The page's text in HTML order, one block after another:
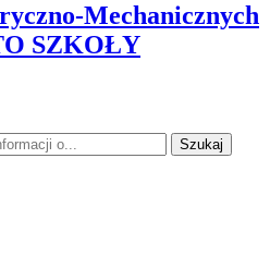
Mechanicznych
SZKOŁY
Szukaj